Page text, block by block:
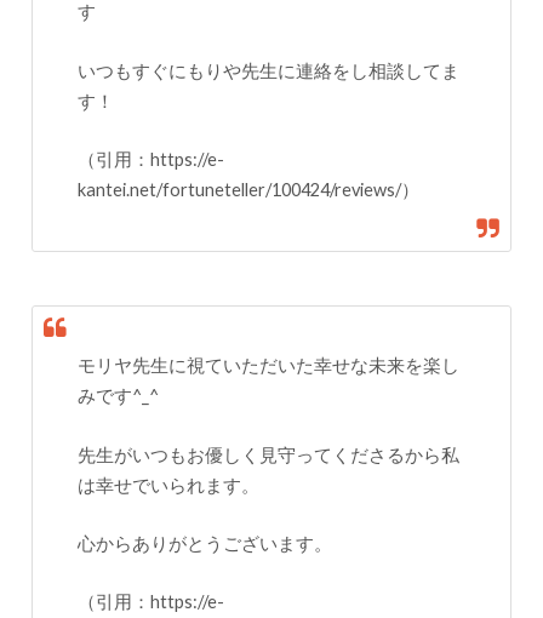
す
いつもすぐにもりや先生に連絡をし相談してま
す！
（引用：https://e-
kantei.net/fortuneteller/100424/reviews/）
モリヤ先生に視ていただいた幸せな未来を楽し
みです^_^
先生がいつもお優しく見守ってくださるから私
は幸せでいられます。
心からありがとうございます。
（引用：https://e-